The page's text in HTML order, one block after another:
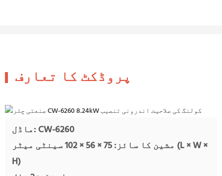
پروڈکٹ کا تعارف
ماڈل: CW-6260
مشین کا سائز: 75 × 56 × 102 سینٹی میٹر (L × W ×
H)